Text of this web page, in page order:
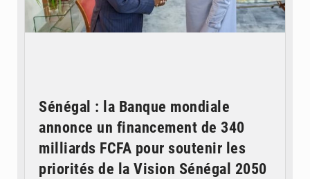
Sénégal : la Banque mondiale
annonce un financement de 340
milliards FCFA pour soutenir les
priorités de la Vision Sénégal 2050